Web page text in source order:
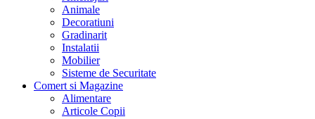
Animale
Decoratiuni
Gradinarit
Instalatii
Mobilier
Sisteme de Securitate
Comert si Magazine
Alimentare
Articole Copii